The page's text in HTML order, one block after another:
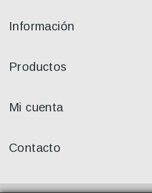
Información
Productos
Mi cuenta
Contacto